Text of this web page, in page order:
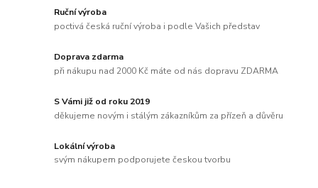
Ruční výroba
poctivá česká ruční výroba i podle Vašich představ
Doprava zdarma
při nákupu nad 2000 Kč máte od nás dopravu ZDARMA
S Vámi již od roku 2019
děkujeme novým i stálým zákazníkům za přízeň a důvěru
Lokální výroba
svým nákupem podporujete českou tvorbu